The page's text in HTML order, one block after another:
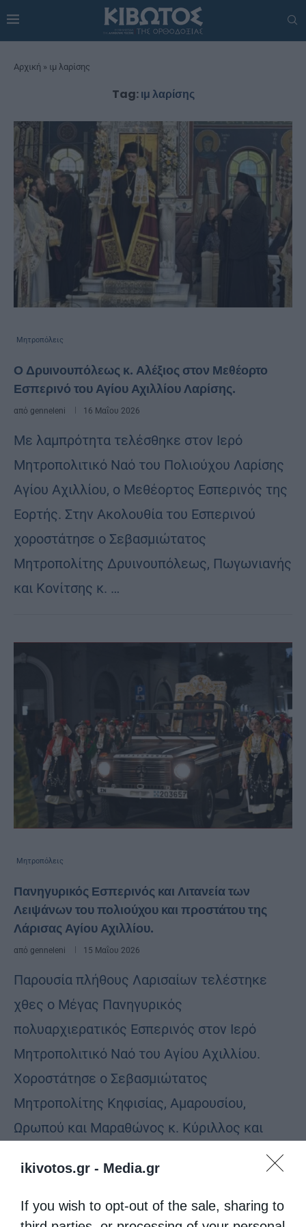
ikivotos.gr - Media.gr
If you wish to opt-out of the sale, sharing to
Αρχική » ιμ λαρίσης
Tag:ιμ λαρίσης
Μητροπόλεις
Ο Δρυινουπόλεως κ. Αλέξιος στον Μεθέορτο
Εσπερινό του Αγίου Αχιλλίου Λαρίσης.
από genneleni 16 Μαΐου 2026
Με λαμπρότητα τελέσθηκε στον Ιερό
Μητροπολιτικό Ναό του Πολιούχου Λαρίσης
Αγίου Αχιλλίου, ο Μεθέορτος Εσπερινός της
Εορτής. Στην Ακολουθία του Εσπερινού
χοροστάτησε ο Σεβασμιώτατος
Μητροπολίτης Δρυινουπόλεως, Πωγωνιανής
και Κονίτσης κ. …
Μητροπόλεις
Πανηγυρικός Εσπερινός και Λιτανεία των
Λειψάνων του πολιούχου και προστάτου της
Λάρισας Αγίου Αχιλλίου.
από genneleni 15 Μαΐου 2026
Παρουσία πλήθους Λαρισαίων τελέστηκε
χθες ο Μέγας Πανηγυρικός
πολυαρχιερατικός Εσπερινός στον Ιερό
Μητροπολιτικό Ναό του Αγίου Αχιλλίου.
Χοροστάτησε ο Σεβασμιώτατος
Μητροπολίτης Κηφισίας, Αμαρουσίου,
Ωρωπού και Μαραθώνος κ. Κύριλλος και